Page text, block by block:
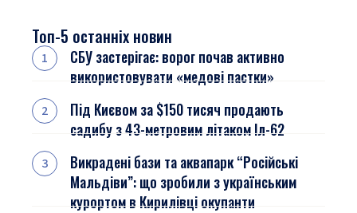
Топ-5 останніх новин
СБУ застерігає: ворог почав активно
використовувати «медові пастки»
Під Києвом за $150 тисяч продають
садибу з 43-метровим літаком Іл-62
Викрадені бази та аквапарк “Російські
Мальдіви”: що зробили з українським
курортом в Кирилівці окупанти